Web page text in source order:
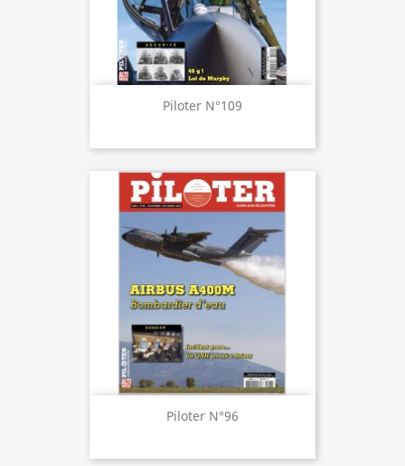
Piloter N°109
Piloter N°96